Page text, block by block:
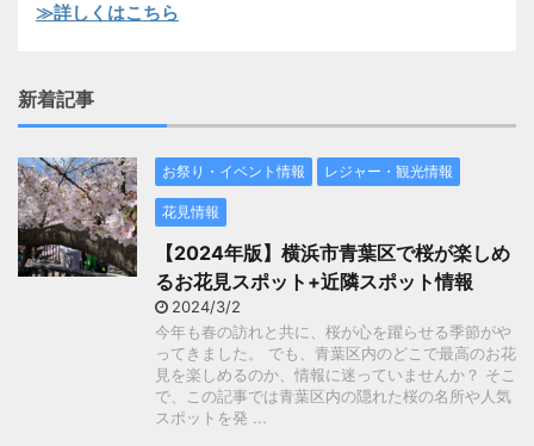
≫詳しくはこちら
新着記事
お祭り・イベント情報 レジャー・観光情報
花見情報
【2024年版】横浜市青葉区で桜が楽しめ
るお花見スポット+近隣スポット情報
2024/3/2
今年も春の訪れと共に、桜が心を躍らせる季節がや
ってきました。 でも、青葉区内のどこで最高のお花
見を楽しめるのか、情報に迷っていませんか？ そこ
で、この記事では青葉区内の隠れた桜の名所や人気
スポットを発 ...